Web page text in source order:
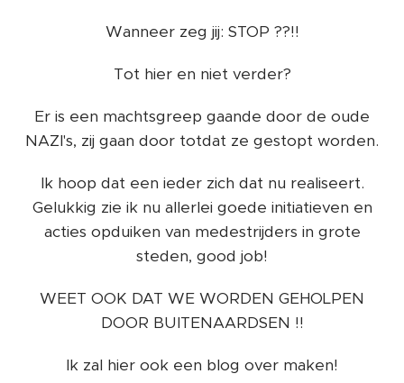
Wanneer zeg jij: STOP ??!!
Tot hier en niet verder?
Er is een machtsgreep gaande door de oude
NAZI's, zij gaan door totdat ze gestopt worden.
Ik hoop dat een ieder zich dat nu realiseert.
Gelukkig zie ik nu allerlei goede initiatieven en
acties opduiken van medestrijders in grote
steden, good job!
WEET OOK DAT WE WORDEN GEHOLPEN
DOOR BUITENAARDSEN !!
Ik zal hier ook een blog over maken!